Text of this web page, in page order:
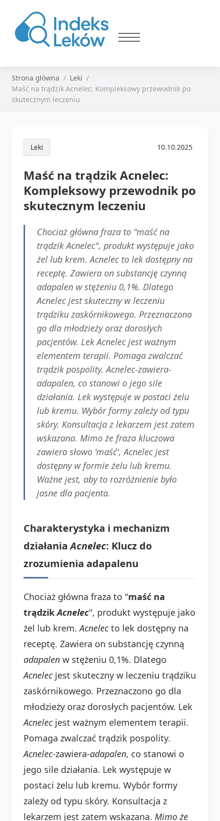
Strona główna
Leki
Maść na trądzik Acnelec: Kompleksowy przewodnik po
skutecznym leczeniu
Leki 10.10.2025
Maść na trądzik Acnelec:
Kompleksowy przewodnik po
skutecznym leczeniu
Chociaż główna fraza to "maść na
trądzik Acnelec", produkt występuje jako
żel lub krem. Acnelec to lek dostępny na
receptę. Zawiera on substancję czynną
adapalen w stężeniu 0,1%. Dlatego
Acnelec jest skuteczny w leczeniu
trądziku zaskórnikowego. Przeznaczono
go dla młodzieży oraz dorosłych
pacjentów. Lek Acnelec jest ważnym
elementem terapii. Pomaga zwalczać
trądzik pospolity. Acnelec-zawiera-
adapalen, co stanowi o jego sile
działania. Lek występuje w postaci żelu
lub kremu. Wybór formy zależy od typu
skóry. Konsultacja z lekarzem jest zatem
wskazana. Mimo że fraza kluczowa
zawiera słowo 'maść', Acnelec jest
dostępny w formie żelu lub kremu.
Ważne jest, aby to rozróżnienie było
jasne dla pacjenta.
Charakterystyka i mechanizm
działaniaAcnelec: Klucz do
zrozumienia adapalenu
Chociaż główna fraza to "maść na
trądzikAcnelec", produkt występuje jako
żel lub krem.Acnelecto lek dostępny na
receptę. Zawiera on substancję czynną
adapalen w stężeniu 0,1%. Dlatego
Acnelecjest skuteczny w leczeniu trądziku
zaskórnikowego. Przeznaczono go dla
młodzieży oraz dorosłych pacjentów. Lek
Acnelecjest ważnym elementem terapii.
Pomaga zwalczać trądzik pospolity.
Acnelec-zawiera-adapalen, co stanowi o
jego sile działania. Lek występuje w
postaci żelu lub kremu. Wybór formy
zależy od typu skóry. Konsultacja z
lekarzem jest zatem wskazana. Mimo że